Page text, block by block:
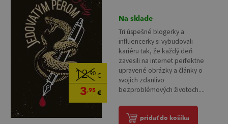
12,90 €
3,95 €
Na sklade
Tri úspešné blogerky a
influencerky si vybudovali
kariéru tak, že každý deň
zavesili na internet perfektne
upravené obrázky a články o
svojich zdanlivo
bezproblémových životoch....
pridať do košíka